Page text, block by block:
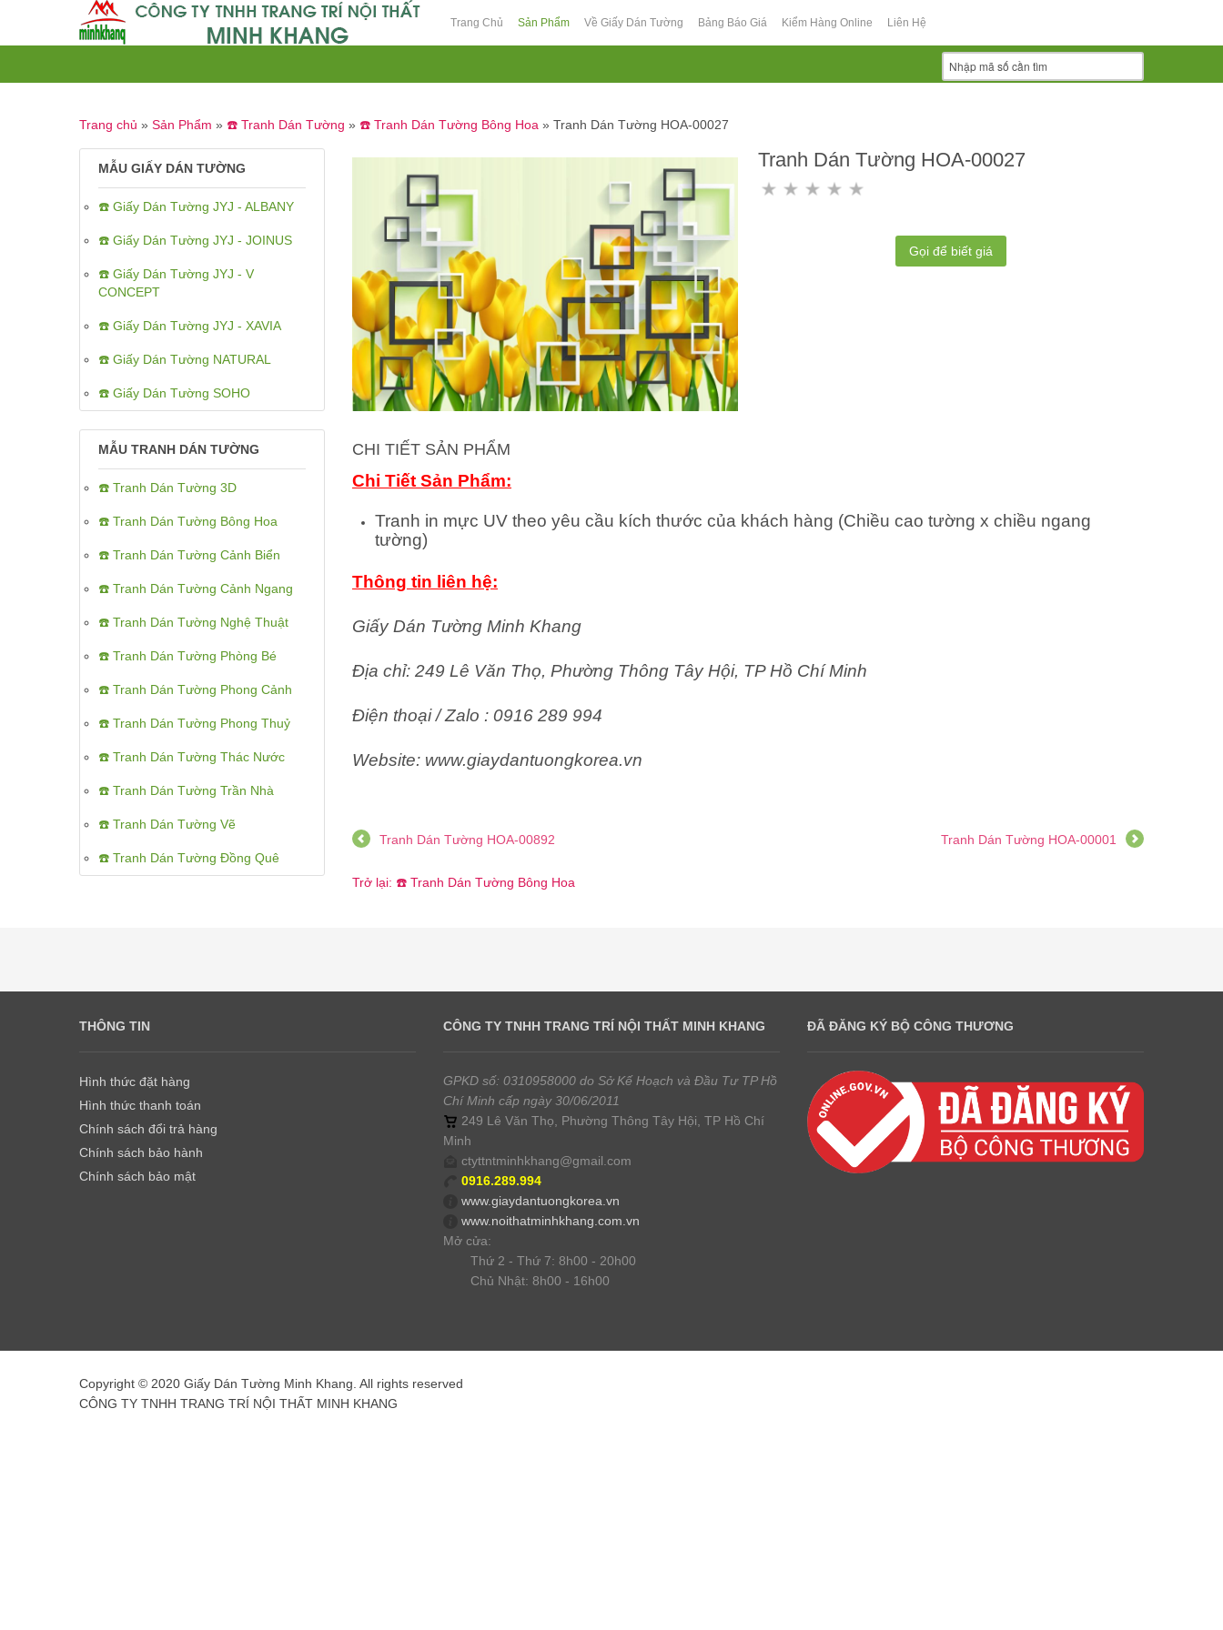
Trang Chủ Sản Phẩm Về Giấy Dán Tường Bảng Báo Giá Kiểm Hàng Online Liên Hệ
Trang chủ » Sản Phẩm » ☎️ Tranh Dán Tường » ☎️ Tranh Dán Tường Bông Hoa » Tranh Dán Tường HOA-00027
MẪU GIẤY DÁN TƯỜNG
☎️ Giấy Dán Tường JYJ - ALBANY
☎️ Giấy Dán Tường JYJ - JOINUS
☎️ Giấy Dán Tường JYJ - V
CONCEPT
☎️ Giấy Dán Tường JYJ - XAVIA
☎️ Giấy Dán Tường NATURAL
☎️ Giấy Dán Tường SOHO
MẪU TRANH DÁN TƯỜNG
☎️ Tranh Dán Tường 3D
☎️ Tranh Dán Tường Bông Hoa
☎️ Tranh Dán Tường Cảnh Biển
☎️ Tranh Dán Tường Cảnh Ngang
☎️ Tranh Dán Tường Nghệ Thuật
☎️ Tranh Dán Tường Phòng Bé
☎️ Tranh Dán Tường Phong Cảnh
☎️ Tranh Dán Tường Phong Thuỷ
☎️ Tranh Dán Tường Thác Nước
☎️ Tranh Dán Tường Trần Nhà
☎️ Tranh Dán Tường Vẽ
☎️ Tranh Dán Tường Đồng Quê
Tranh Dán Tường HOA-00027
Gọi để biết giá
CHI TIẾT SẢN PHẨM
Chi Tiết Sản Phẩm:
Tranh in mực UV theo yêu cầu kích thước của khách hàng (Chiều cao tường x chiều ngang
tường)
Thông tin liên hệ:
Giấy Dán Tường Minh Khang
Địa chỉ: 249 Lê Văn Thọ, Phường Thông Tây Hội, TP Hồ Chí Minh
Điện thoại / Zalo : 0916 289 994
Website: www.giaydantuongkorea.vn
Tranh Dán Tường HOA-00001
Tranh Dán Tường HOA-00892
Trở lại: ☎️ Tranh Dán Tường Bông Hoa
THÔNG TIN
Hình thức đặt hàng
Hình thức thanh toán
Chính sách đổi trả hàng
Chính sách bảo hành
Chính sách bảo mật
CÔNG TY TNHH TRANG TRÍ NỘI THẤT MINH KHANG
GPKD số: 0310958000 do Sở Kế Hoạch và Đầu Tư TP Hồ
Chí Minh cấp ngày 30/06/2011
249 Lê Văn Thọ, Phường Thông Tây Hội, TP Hồ Chí
Minh
ctyttntminhkhang@gmail.com
0916.289.994
www.giaydantuongkorea.vn
www.noithatminhkhang.com.vn
Mở cửa:
Thứ 2 - Thứ 7: 8h00 - 20h00
Chủ Nhật: 8h00 - 16h00
ĐÃ ĐĂNG KÝ BỘ CÔNG THƯƠNG
Copyright © 2020 Giấy Dán Tường Minh Khang. All rights reserved
CÔNG TY TNHH TRANG TRÍ NỘI THẤT MINH KHANG